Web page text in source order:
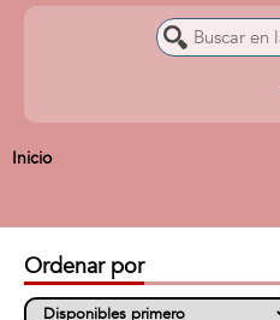
Inicio
Ordenar por